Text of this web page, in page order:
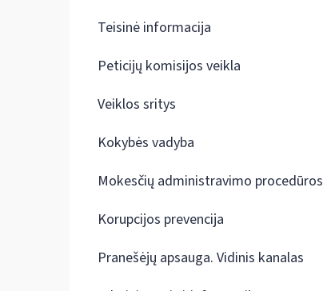
Teisinė informacija
Peticijų komisijos veikla
Veiklos sritys
Kokybės vadyba
Mokesčių administravimo procedūros
Korupcijos prevencija
Pranešėjų apsauga. Vidinis kanalas